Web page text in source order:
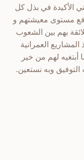
الأكيدة في بذل كل
مستوى معيشتهم و
بهم بين الشعوب
العمرانية
لهم من خير
وبه نستعين.